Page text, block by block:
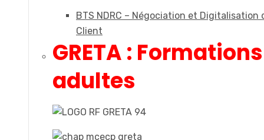
BTS NDRC – Négociation et Digitalisation
Client
GRETA :
adultes